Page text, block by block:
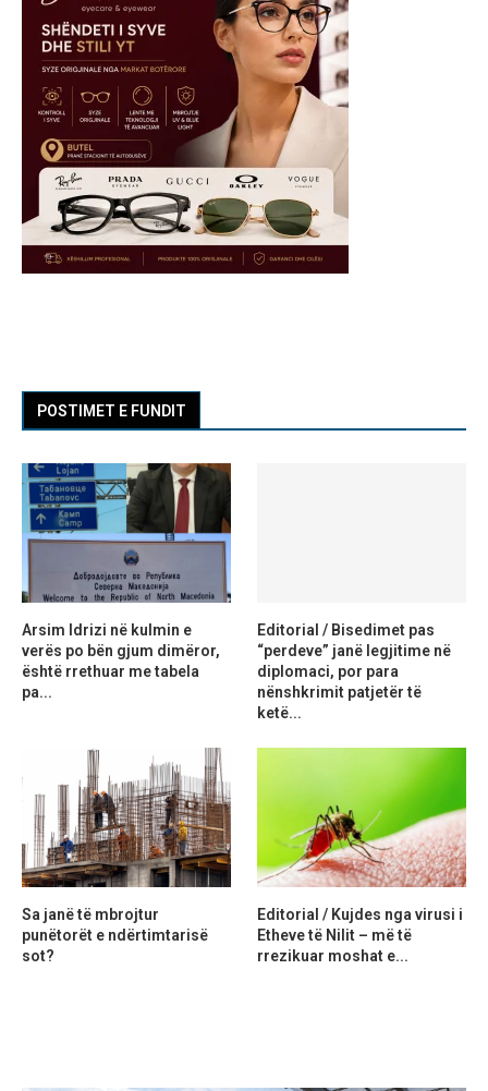
POSTIMET E FUNDIT
Arsim Idrizi në kulmin e
verës po bën gjum dimëror,
është rrethuar me tabela
pa...
Editorial / Bisedimet pas
“perdeve” janë legjitime në
diplomaci, por para
nënshkrimit patjetër të
ketë...
Sa janë të mbrojtur
punëtorët e ndërtimtarisë
sot?
Editorial / Kujdes nga virusi i
Etheve të Nilit – më të
rrezikuar moshat e...